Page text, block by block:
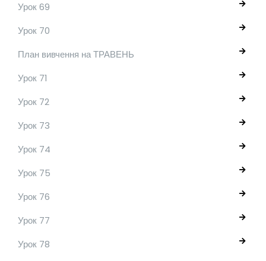
Урок 69
Урок 70
План вивчення на ТРАВЕНЬ
Урок 71
Урок 72
Урок 73
Урок 74
Урок 75
Урок 76
Урок 77
Урок 78